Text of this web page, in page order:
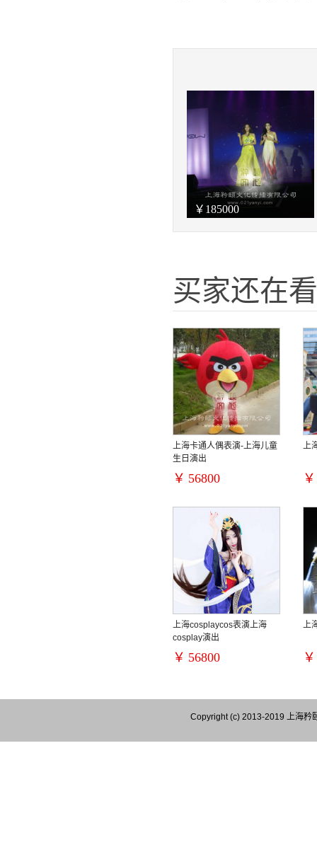
￥ 185000
买家还在看
上海卡通人偶表演-上海儿童
生日演出
￥ 56800
上
￥
上海cosplaycos表演上海
cosplay演出
￥ 56800
上
￥
Copyright (c) 2013-2019 上海矜